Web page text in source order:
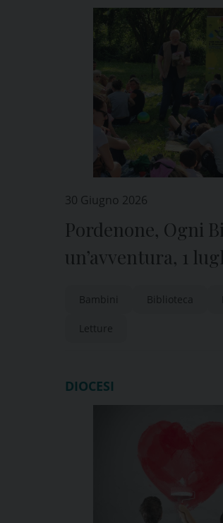
30 Giugno 2026
Pordenone, Ogni
un’avventura, 1
Bambini Biblioteca
Letture
DIOCESI